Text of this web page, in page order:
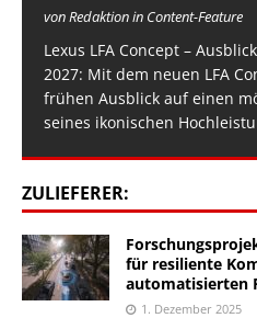
von Redaktion in Content-Feature
Lexus LFA Concept –
2027: Mit dem neuen LFA
frühen Ausblick auf einen
seines ikonischen
ZULIEFERER:
für resiliente
automatisierten
1. Dezember 2025